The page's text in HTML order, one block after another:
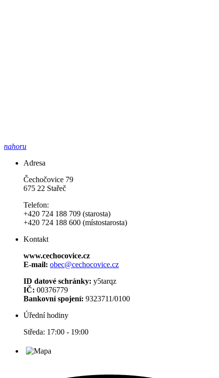
nahoru
Adresa
Čechočovice 79
675 22 Stařeč
Telefon:
+420 724 188 709 (starosta)
+420 724 188 600 (místostarosta)
Kontakt
www.cechocovice.cz
E-mail: obec@cechocovice.cz
ID datové schránky: y5tarqz
IČ: 00376779
Bankovní spojení: 9323711/0100
Úřední hodiny
Středa: 17:00 - 19:00